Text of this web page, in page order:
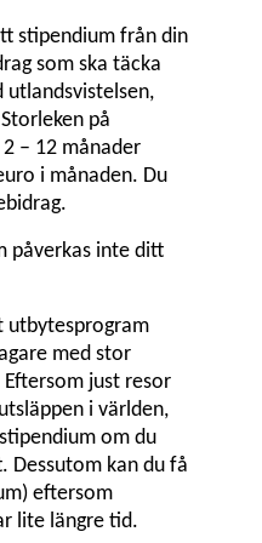
stipendium från din
som ska täcka
utlandsvistelsen,
på
– 12 månader
i månaden. Du
påverkas inte ditt
utbytesprogram
med stor
just resor
i världen,
om du
Dessutom kan du få
eftersom
lite längre tid.